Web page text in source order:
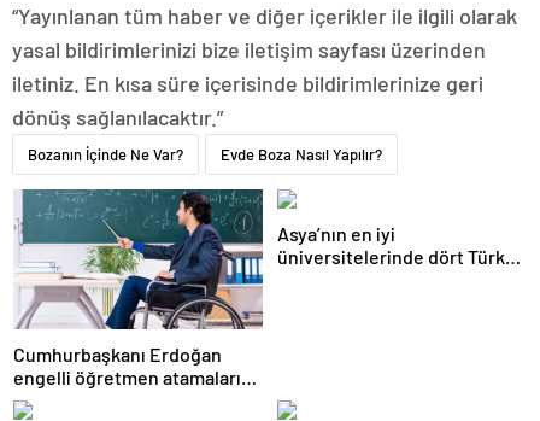
“Yayınlanan tüm haber ve diğer içerikler ile ilgili olarak
yasal bildirimlerinizi bize iletişim sayfası üzerinden
iletiniz. En kısa süre içerisinde bildirimlerinize geri
dönüş sağlanılacaktır.”
Bozanın İçinde Ne Var? Evde Boza Nasıl Yapılır?
Cumhurbaşkanı Erdoğan
engelli öğretmen atamaları
için tarih verdi
Asya’nın en iyi
üniversitelerinde dört Türk